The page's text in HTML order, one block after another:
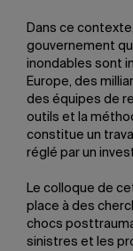
Dans ce
gouvernement
inondables sont
Europe, des
des équipes de
outils et la
constitue un
réglé par un
Le colloque de
place à des
chocs
sinistres et les